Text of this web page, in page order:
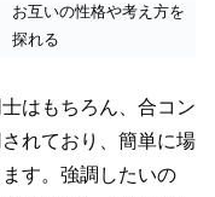
お互いの性格や考え方を
探れる
はもちろん、合コン
れており、簡単に場
す。強調したいの